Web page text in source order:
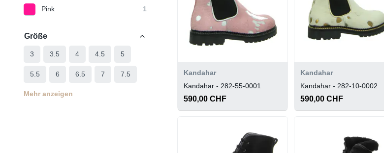
Pink 1
Größe
3 3.5 4 4.5 5
5.5 6 6.5 7 7.5
Mehr anzeigen
Kandahar
Kandahar - 282-55-0001
590,00 CHF
Kandahar
Kandahar - 282-10-0002
590,00 CHF